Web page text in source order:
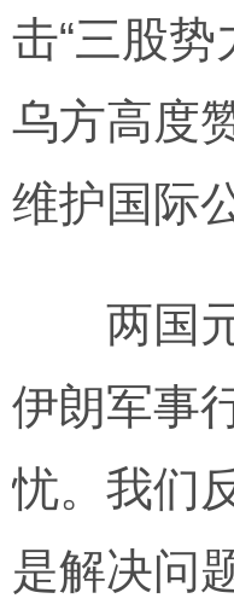
击“三股
乌方高度
维护国际
两国元
伊朗军事
忧。我们
是解决问